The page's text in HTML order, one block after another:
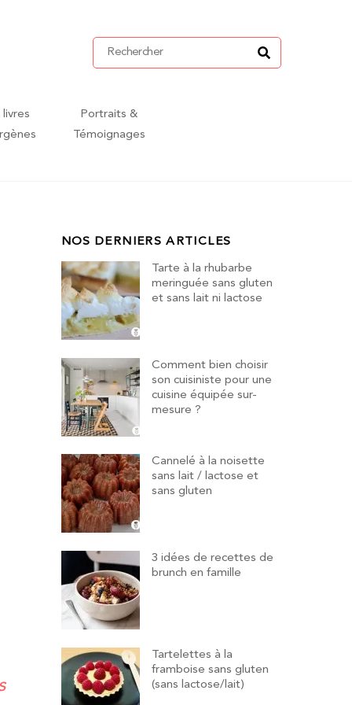
Portraits &
Témoignages
NOS DERNIERS ARTICLES
Tarte à la rhubarbe
meringuée sans gluten
et sans lait ni lactose
Comment bien choisir
son cuisiniste pour une
cuisine équipée sur-
mesure ?
Cannelé à la noisette
sans lait / lactose et
sans gluten
3 idées de recettes de
brunch en famille
Tartelettes à la
framboise sans gluten
(sans lactose/lait)